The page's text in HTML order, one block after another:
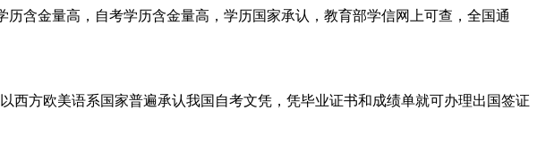
含金量高，自考学历含金量高，学历国家承认，教育部学信网上可查，全国通
方欧美语系国家普遍承认我国自考文凭，凭毕业证书和成绩单就可办理出国签证